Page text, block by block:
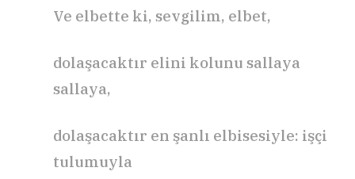
Ve elbette ki, sevgilim, elbet,
dolaşacaktır elini kolunu sallaya
sallaya,
dolaşacaktır en şanlı elbisesiyle: işçi
tulumuyla